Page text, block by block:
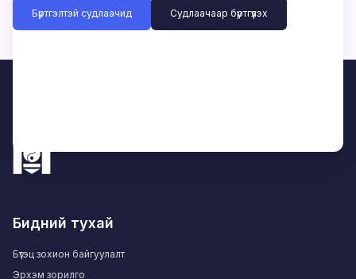
Бүртгэлтэй судлаачид Судлаачаар бүртгүүлэх
Бидний тухай
Бүтэц зохион байгуулалт
Эрхэм зорилго